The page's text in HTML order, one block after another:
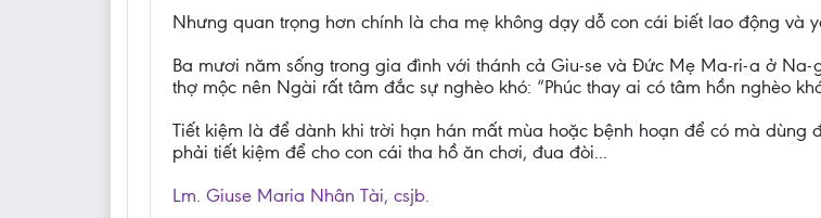
Nhưng quan trọng hơn chính là cha mẹ không dạy dỗ con cái biết lao động và
Ba mươi năm sống trong gia đình với thánh cả Giu-se và Đức Mẹ Ma-ri-a ở
thợ mộc nên Ngài rất tâm đắc sự nghèo khó: “Phúc thay ai có tâm hồn nghèo
Tiết kiệm là để dành khi trời hạn hán mất mùa hoặc bệnh hoạn để có mà
phải tiết kiệm để cho con cái tha hồ ăn chơi, đua đòi...
Lm. Giuse Maria Nhân Tài, csjb.